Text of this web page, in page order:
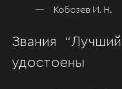
Кобозев И. Н.
Звания
удостоены